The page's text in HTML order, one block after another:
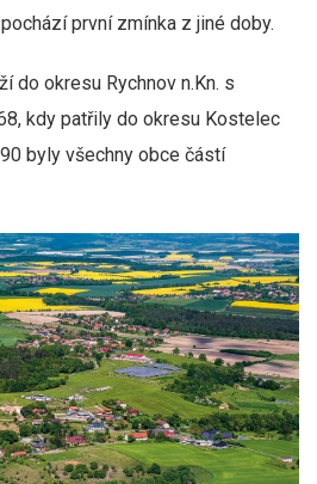
první zmínka z jiné doby.
do okresu Rychnov n.Kn. s
kdy patřily do okresu Kostelec
byly všechny obce částí